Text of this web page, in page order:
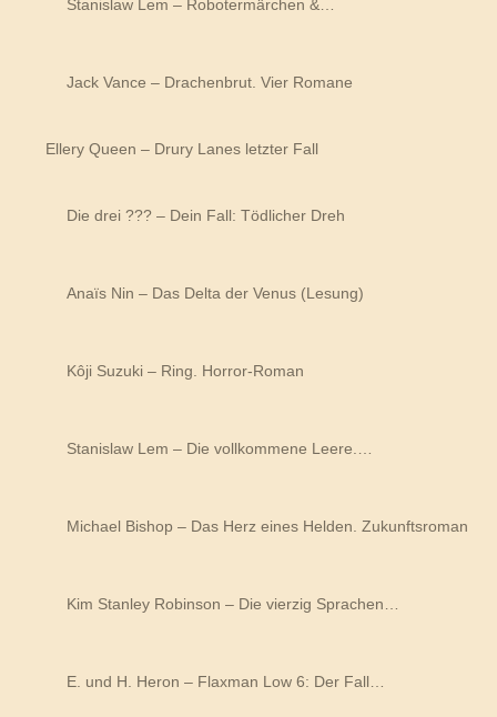
Stanislaw Lem – Robotermärchen &…
Jack Vance – Drachenbrut. Vier Romane
Ellery Queen – Drury Lanes letzter Fall
Die drei ??? – Dein Fall: Tödlicher Dreh
Anaïs Nin – Das Delta der Venus (Lesung)
Kôji Suzuki – Ring. Horror-Roman
Stanislaw Lem – Die vollkommene Leere.…
Michael Bishop – Das Herz eines Helden. Zukunftsroman
Kim Stanley Robinson – Die vierzig Sprachen…
E. und H. Heron – Flaxman Low 6: Der Fall…